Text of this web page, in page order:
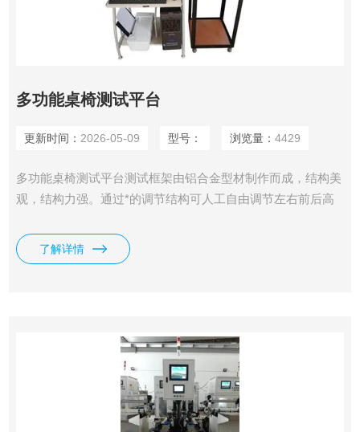
多功能桌椅测试平台
更新时间： 2026-05-09 型号： 浏览量： 4429
多功能桌椅测试平台测试框架由铝合金型材制作而成，结构美
观，结构力强。通过*的调节结构可人工自由调节左右前后高
了解详情